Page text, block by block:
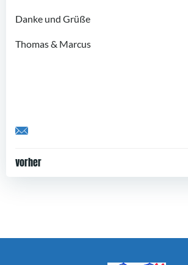
Danke und Grüße
Thomas & Marcus
Share by Email
Post
vorher
Post